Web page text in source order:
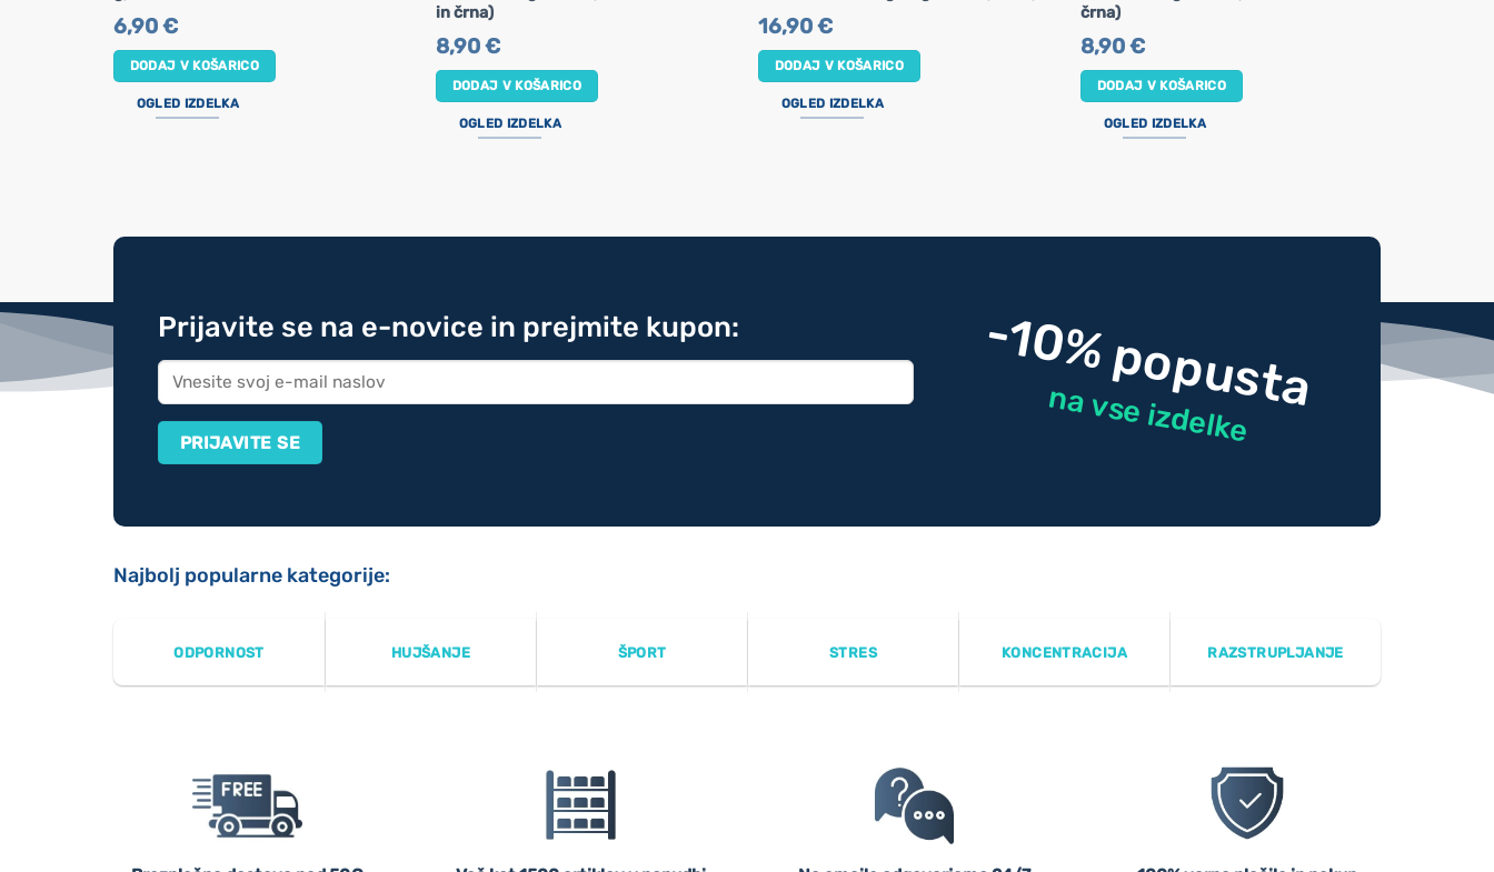
6,90€
DODAJ V KOŠARICO
OGLED IZDELKA
in črna)
8,90€
DODAJ V KOŠARICO
OGLED IZDELKA
16,90€
DODAJ V KOŠARICO
OGLED IZDELKA
črna)
8,90€
DODAJ V KOŠARICO
OGLED IZDELKA
Prijavite se na e-novice in prejmite kupon: -10% popusta
na vse izdelke
Najbolj popularne kategorije:
ODPORNOST HUJŠANJE ŠPORT STRES KONCENTRACIJA RAZSTRUPLJANJE